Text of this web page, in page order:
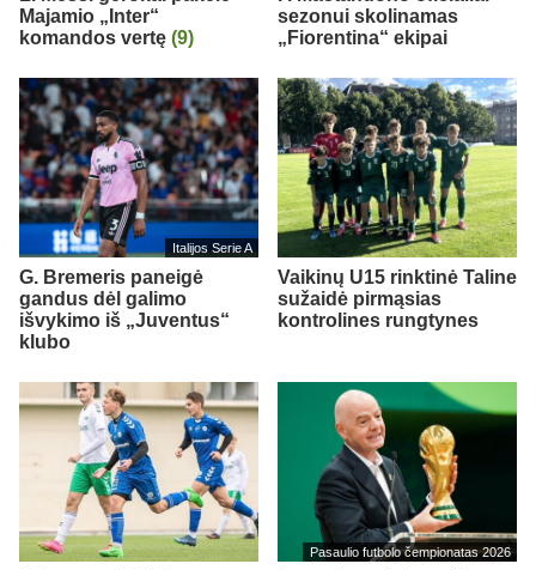
Majamio „Inter“
komandos vertę (9)
sezonui skolinamas
„Fiorentina“ ekipai
Italijos Serie A
G. Bremeris paneigė
gandus dėl galimo
išvykimo iš „Juventus“
klubo
Vaikinų U15 rinktinė Taline
sužaidė pirmąsias
kontrolines rungtynes
Pasaulio futbolo čempionatas 2026